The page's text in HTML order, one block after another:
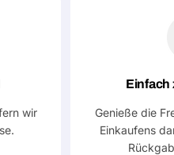
wir
Einfach
Genieße die
Einkaufens